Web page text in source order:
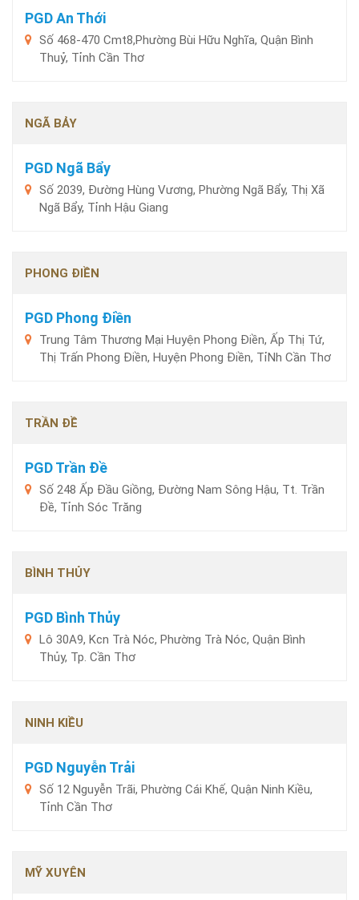
PGD An Thới
Số 468-470 Cmt8,Phường Bùi Hữu Nghĩa, Quận Bình
Thuỷ, Tỉnh Cần Thơ
NGÃ BẢY
PGD Ngã Bẩy
Số 2039, Đường Hùng Vương, Phường Ngã Bẩy, Thị Xã
Ngã Bẩy, Tỉnh Hậu Giang
PHONG ĐIỀN
PGD Phong Điền
Trung Tâm Thương Mại Huyện Phong Điền, Ấp Thị Tứ,
Thị Trấn Phong Điền, Huyện Phong Điền, TỉNh Cần Thơ
TRẦN ĐỀ
PGD Trần Đề
Số 248 Ấp Đầu Giồng, Đường Nam Sông Hậu, Tt. Trần
Đề, Tỉnh Sóc Trăng
BÌNH THỦY
PGD Bình Thủy
Lô 30A9, Kcn Trà Nóc, Phường Trà Nóc, Quận Bình
Thủy, Tp. Cần Thơ
NINH KIỀU
PGD Nguyễn Trải
Số 12 Nguyễn Trãi, Phường Cái Khế, Quận Ninh Kiều,
Tỉnh Cần Thơ
MỸ XUYÊN